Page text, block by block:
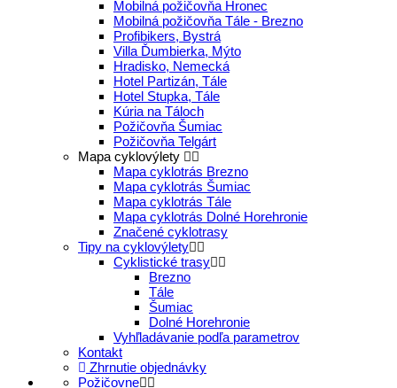
Mobilná požičovňa Hronec
Mobilná požičovňa Tále - Brezno
Profibikers, Bystrá
Villa Ďumbierka, Mýto
Hradisko, Nemecká
Hotel Partizán, Tále
Hotel Stupka, Tále
Kúria na Táloch
Požičovňa Šumiac
Požičovňa Telgárt
Mapa cyklovýlety
Mapa cyklotrás Brezno
Mapa cyklotrás Šumiac
Mapa cyklotrás Tále
Mapa cyklotrás Dolné Horehronie
Značené cyklotrasy
Tipy na cyklovýlety
Cyklistické trasy
Brezno
Tále
Šumiac
Dolné Horehronie
Vyhľladávanie podľa parametrov
Kontakt
Zhrnutie objednávky
Požičovne